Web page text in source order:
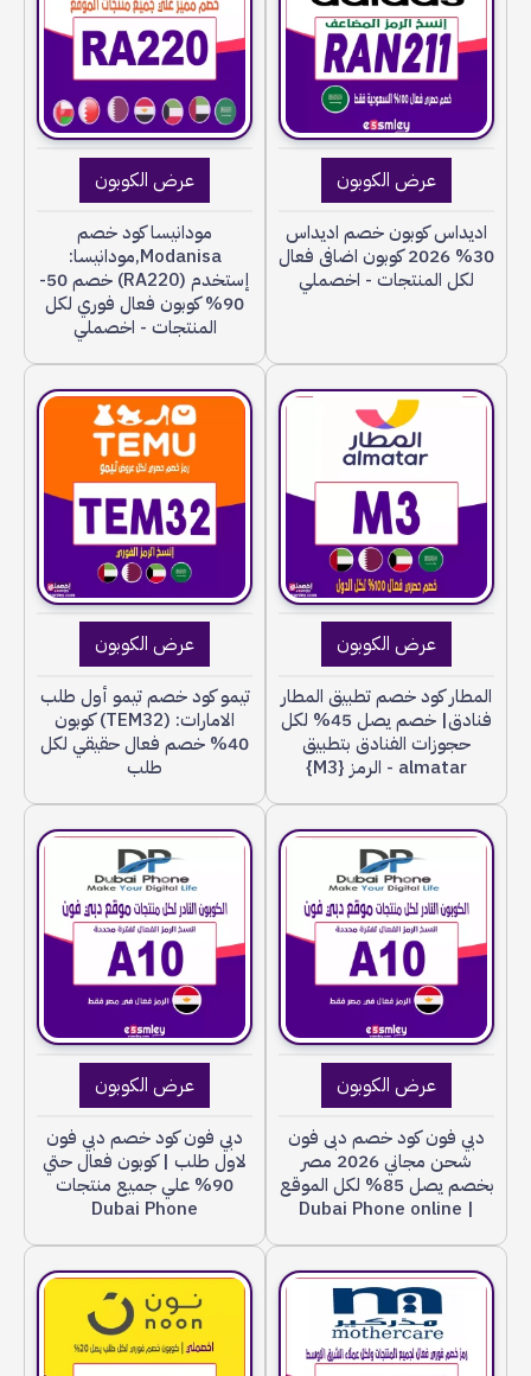
عرض الكوبون
اديداس كوبون خصم اديداس
30% 2026 كوبون اضافى فعال
لكل المنتجات - اخصملي
عرض الكوبون
مودانيسا كود خصم
Modanisa,مودانيسا:
إستخدم (RA220) خصم 50-
90% كوبون فعال فوري لكل
المنتجات - اخصملي
عرض الكوبون
المطار كود خصم تطبيق المطار
فنادق| خصم يصل 45% لكل
حجوزات الفنادق بتطبيق
almatar - الرمز {M3}
عرض الكوبون
تيمو كود خصم تيمو أول طلب
الامارات: (TEM32) كوبون
40% خصم فعال حقيقي لكل
طلب
عرض الكوبون
دبي فون كود خصم دبى فون
شحن مجاني 2026 مصر
بخصم يصل 85% لكل الموقع
| Dubai Phone online
عرض الكوبون
دبي فون كود خصم دبي فون
لاول طلب | كوبون فعال حتي
90% علي جميع منتجات
Dubai Phone